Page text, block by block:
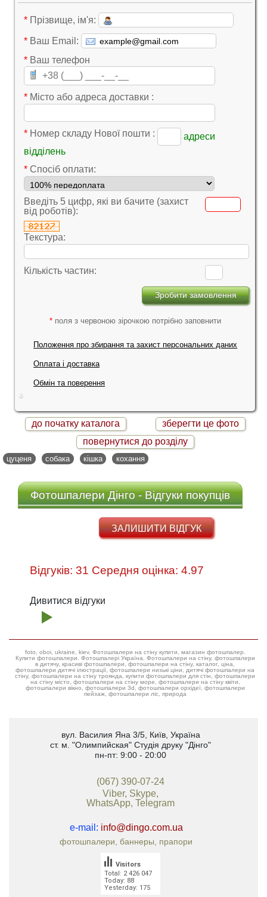
* Прізвище, ім'я:
* Ваш Email:
* Ваш телефон
* Місто або адреса доставки :
* Номер складу Нової пошти :
адреси
відділень
* Cпосіб оплати:
Введіть 5 цифр, які ви бачите (захист
від роботів):
Текстура:
Кількість частин:
* поля з червоною зірочкою потрібно заповнити
Положення про збирання та захист персональних даних
Оплата і доставка
Обмін та поверення
до початку каталога
зберегти це фото
повернутися до розділу
цуценя собака кішка кохання
Фотошпалери Дінго - Відгуки покупців
ЗАЛИШИТИ ВІДГУК
Відгуків: 31 Середня оцінка: 4.97
Дивитися відгуки
foto, oboi, ukraine, kiev, Фотошпалери на стіну купити, магазин фотошпалер.
Купити фотошпалери. Фотошпалері Україна. Фотошпалери на стіну, фотошпалери
в дитячу, красиві фотошпалери, фотошпалери на стіну, каталог, ціна,
фотошпалери дитячі ілюстрації, фотошпалери низькі ціни, дитячі фотошпалери на
стіну, фотошпалери на стіну троянда, купити фотошпалери для стін, фотошпалери
на стіну місто, фотошпалери на стіну море, фотошпалери на стіну квіти,
фотошпалери вікно, фотошпалери 3d, фотошпалери орхідеї, фотошпалери
пейзаж, фотошпалери ліс, природа
вул. Василия Яна 3/5, Київ, Україна
ст. м. "Олимпийская" Студія друку "Дінго"
пн-пт: 9:00 - 20:00
(067) 390-07-24
Viber, Skype,
WhatsApp, Telegram
e-mail: info@dingo.com.ua
фотошпалери, баннеры, прапори
Total: 2 426 047
Today: 88
Yesterday: 175
Visitors